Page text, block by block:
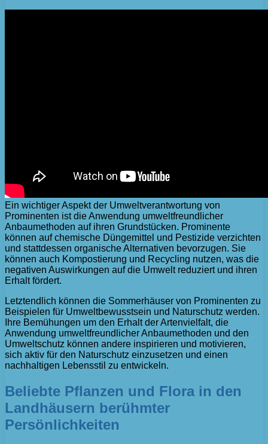
Ein wichtiger Aspekt der Umweltverantwortung von
Prominenten ist die Anwendung umweltfreundlicher
Anbaumethoden auf ihren Grundstücken. Prominente
können auf chemische Düngemittel und Pestizide verzichten
und stattdessen organische Alternativen bevorzugen. Sie
können auch Kompostierung und Recycling nutzen, was die
negativen Auswirkungen auf die Umwelt reduziert und ihren
Erhalt fördert.
Letztendlich können die Sommerhäuser von Prominenten zu
Beispielen für Umweltbewusstsein und Naturschutz werden.
Ihre Bemühungen um den Erhalt der Artenvielfalt, die
Anwendung umweltfreundlicher Anbaumethoden und den
Umweltschutz können andere inspirieren und motivieren,
sich aktiv für den Naturschutz einzusetzen und einen
nachhaltigen Lebensstil zu entwickeln.
Beliebte Pflanzen und Flora in den
Landhäusern berühmter
Persönlichkeiten